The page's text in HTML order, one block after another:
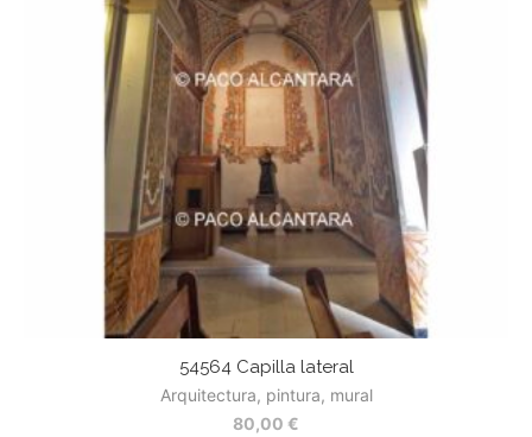
54564 Capilla lateral
Arquitectura, pintura, mural
80,00 €